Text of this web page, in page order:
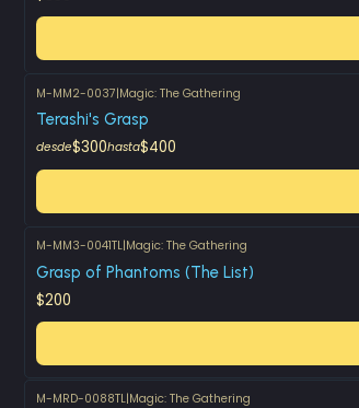
M-MM2-0037|Magic: The Gathering
Terashi's Grasp
desde$300hasta$400
M-MM3-0041TL|Magic: The Gathering
Grasp of Phantoms (The List)
$200
M-MRD-0088TL|Magic: The Gathering